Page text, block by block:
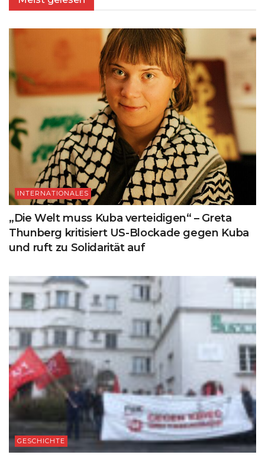
INTERNATIONALES
„Die Welt muss Kuba verteidigen“ – Greta
Thunberg kritisiert US-Blockade gegen Kuba
und ruft zu Solidarität auf
GESCHICHTE